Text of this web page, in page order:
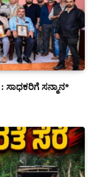
ಸನ್ಮಾನ*